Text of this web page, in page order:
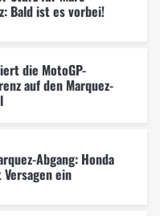
Bald ist es vorbei!
die MotoGP-
auf den Marquez-
Abgang: Honda
ein